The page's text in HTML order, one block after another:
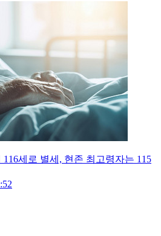
세로 별세, 현존 최고령자는 115